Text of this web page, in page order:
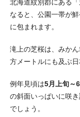
北海道紋別郡にある
なると、公園一帯が
に包まれます。
滝上の芝桜は、みか
方メートルにも及ぶ
例年見頃は5月上旬～
の斜面いっぱいに咲
でしょう。